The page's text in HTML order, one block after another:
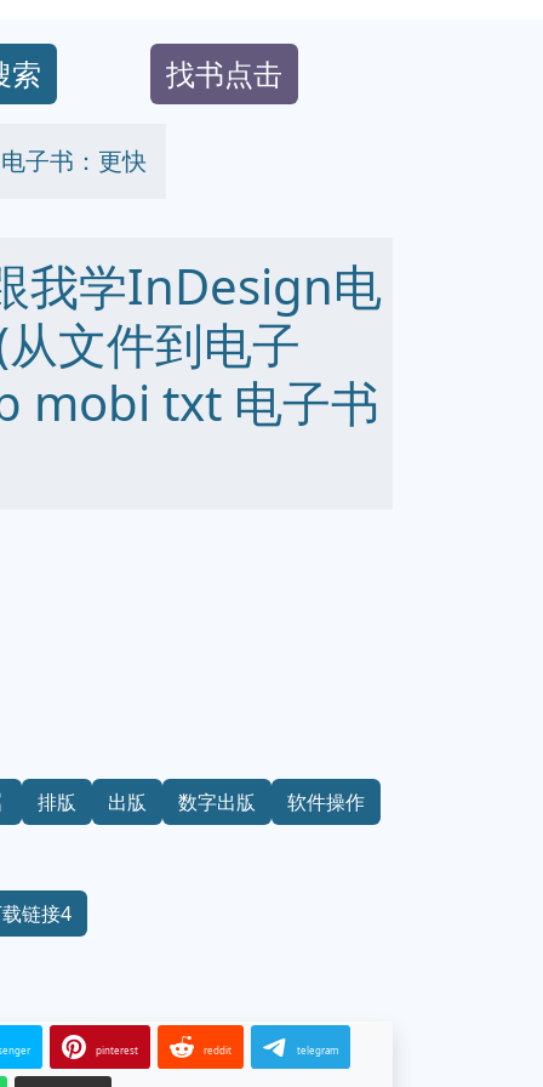
索 找书点击
子书：更快
我学InDesign电
文件到电子
mobi txt 电子书
排版 出版 数字出版 软件操作
链接4
pinterest reddit telegram